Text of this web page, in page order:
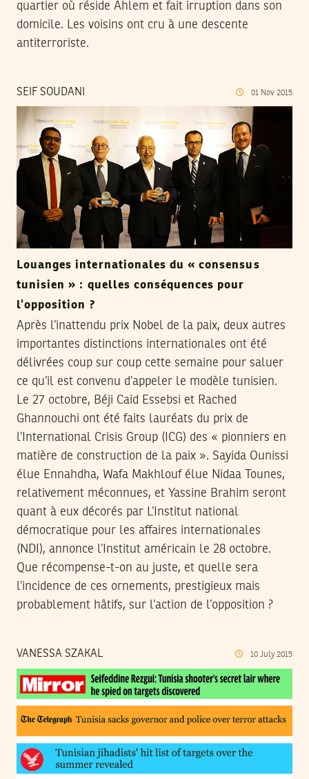
quartier où réside Ahlem et fait irruption dans son
domicile. Les voisins ont cru à une descente
antiterroriste.
SEIF SOUDANI 01 Nov 2015
Louanges internationales du « consensus
tunisien » : quelles conséquences pour
l’opposition ?
Après l’inattendu prix Nobel de la paix, deux autres
importantes distinctions internationales ont été
délivrées coup sur coup cette semaine pour saluer
ce qu’il est convenu d’appeler le modèle tunisien.
Le 27 octobre, Béji Caid Essebsi et Rached
Ghannouchi ont été faits lauréats du prix de
l’International Crisis Group (ICG) des « pionniers en
matière de construction de la paix ». Sayida Ounissi
élue Ennahdha, Wafa Makhlouf élue Nidaa Tounes,
relativement méconnues, et Yassine Brahim seront
quant à eux décorés par L’Institut national
démocratique pour les affaires internationales
(NDI), annonce l’Institut américain le 28 octobre.
Que récompense-t-on au juste, et quelle sera
l’incidence de ces ornements, prestigieux mais
probablement hâtifs, sur l’action de l’opposition ?
VANESSA SZAKAL 10 July 2015